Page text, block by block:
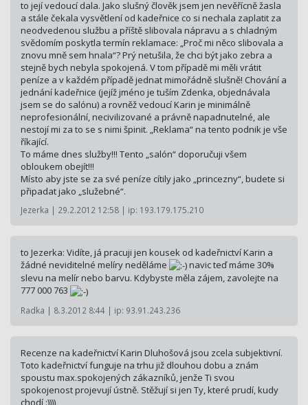
to její vedoucí dala. Jako slušný člověk jsem jen nevěřícně žasla
a stále čekala vysvětlení od kadeřnice co si nechala zaplatit za
neodvedenou službu a příště slibovala nápravu a s chladným
svědomím poskytla termín reklamace: „Proč mi něco slibovala a
znovu mně sem hnala“? Prý netušila, že chci být jako zebra a
stejně bych nebyla spokojená. V tom případě mi měli vrátit
peníze a v každém případě jednat mimořádně slušně! Chování a
jednání kadeřnice (jejíž jméno je tuším Zdenka, objednávala
jsem se do salónu) a rovněž vedoucí Karin je minimálně
neprofesionální, necivilizované a právně napadnutelné, ale
nestojí mi za to se s nimi špinit. „Reklama“ na tento podnik je vše
říkající.
To máme dnes služby!!! Tento „salón“ doporučuji všem
obloukem obejít!!!
Místo aby jste se za své peníze cítily jako „princezny“, budete si
připadat jako „služebné“.
Jezerka | 29.2.2012 12:58 | ip: 193.179.175.210
to Jezerka: Vidíte, já pracuji jen kousek od kadeřnictví Karin a
žádné neviditelné melíry neděláme
navic teď máme 30%
slevu na melír nebo barvu. Kdybyste měla zájem, zavolejte na
777 000 763
Radka | 8.3.2012 8:44 | ip: 93.91.243.236
Recenze na kadeřnictví Karin Dluhošová jsou zcela subjektivní.
Toto kadeřnictví funguje na trhu již dlouhou dobu a znám
spoustu max.spokojených zákazníků, jenže Ti svou
spokojenost projevují ústně. Stěžují si jen Ty, které prudí, kudy
chodí :))))